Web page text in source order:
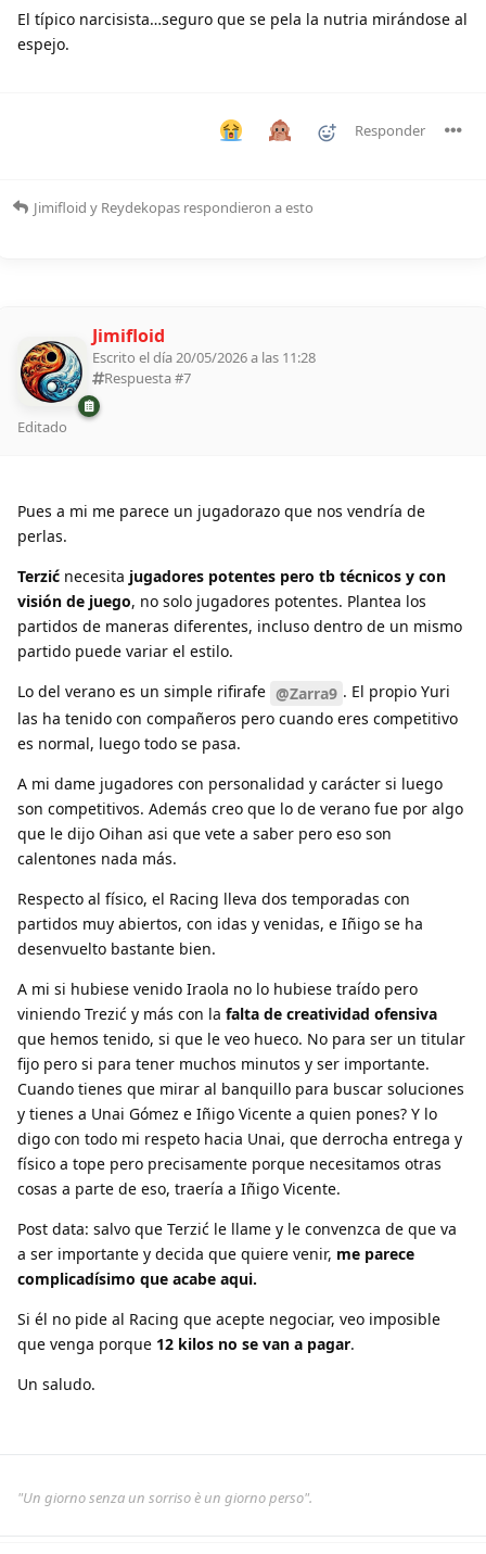
El típico narcisista…seguro que se pela la nutria mirándose al
espejo.
Responder
Jimifloid y Reydekopas respondieron a esto
Jimifloid
Escrito el día 20/05/2026 a las 11:28
Respuesta #7
Editado
Pues a mi me parece un jugadorazo que nos vendría de
perlas.
Terzić necesita jugadores potentes pero tb técnicos y con
visión de juego, no solo jugadores potentes. Plantea los
partidos de maneras diferentes, incluso dentro de un mismo
partido puede variar el estilo.
Lo del verano es un simple rifirafe @Zarra9 . El propio Yuri
las ha tenido con compañeros pero cuando eres competitivo
es normal, luego todo se pasa.
A mi dame jugadores con personalidad y carácter si luego
son competitivos. Además creo que lo de verano fue por algo
que le dijo Oihan asi que vete a saber pero eso son
calentones nada más.
Respecto al físico, el Racing lleva dos temporadas con
partidos muy abiertos, con idas y venidas, e Iñigo se ha
desenvuelto bastante bien.
A mi si hubiese venido Iraola no lo hubiese traído pero
viniendo Trezić y más con la falta de creatividad ofensiva
que hemos tenido, si que le veo hueco. No para ser un titular
fijo pero si para tener muchos minutos y ser importante.
Cuando tienes que mirar al banquillo para buscar soluciones
y tienes a Unai Gómez e Iñigo Vicente a quien pones? Y lo
digo con todo mi respeto hacia Unai, que derrocha entrega y
físico a tope pero precisamente porque necesitamos otras
cosas a parte de eso, traería a Iñigo Vicente.
Post data: salvo que Terzić le llame y le convenzca de que va
a ser importante y decida que quiere venir, me parece
complicadísimo que acabe aqui.
Si él no pide al Racing que acepte negociar, veo imposible
que venga porque 12 kilos no se van a pagar.
Un saludo.
"Un giorno senza un sorriso è un giorno perso".